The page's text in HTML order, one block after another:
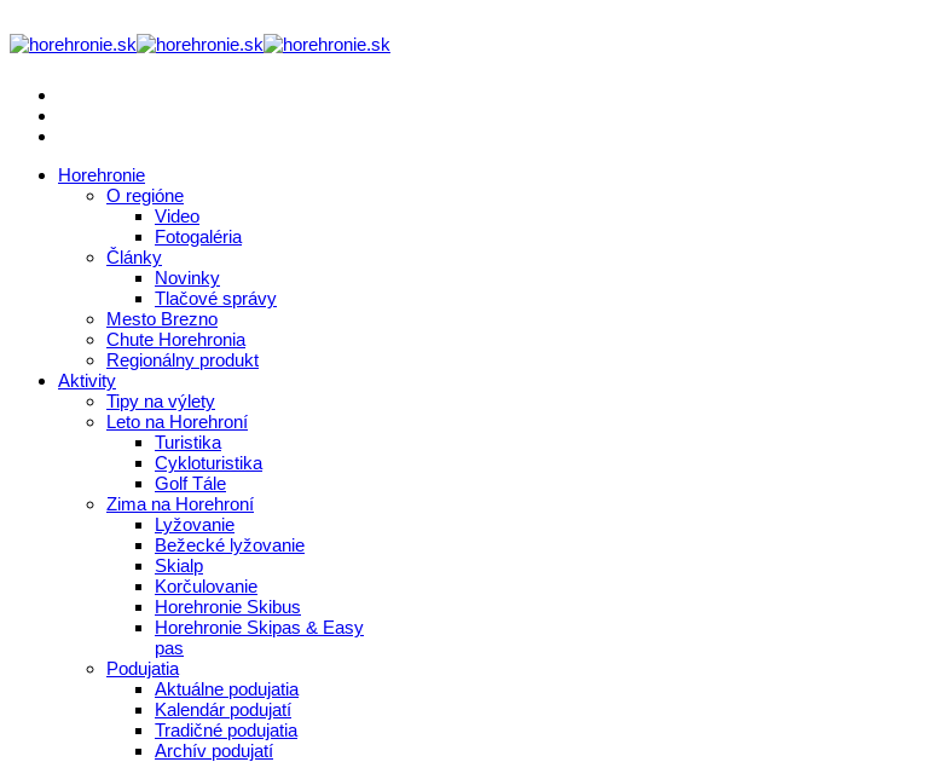
Horehronie
O regióne
Video
Fotogaléria
Články
Novinky
Tlačové správy
Mesto Brezno
Chute Horehronia
Regionálny produkt
Aktivity
Tipy na výlety
Leto na Horehroní
Turistika
Cykloturistika
Golf Tále
Zima na Horehroní
Lyžovanie
Bežecké lyžovanie
Skialp
Korčulovanie
Horehronie Skibus
Horehronie Skipas & Easy
pas
Podujatia
Aktuálne podujatia
Kalendár podujatí
Tradičné podujatia
Archív podujatí